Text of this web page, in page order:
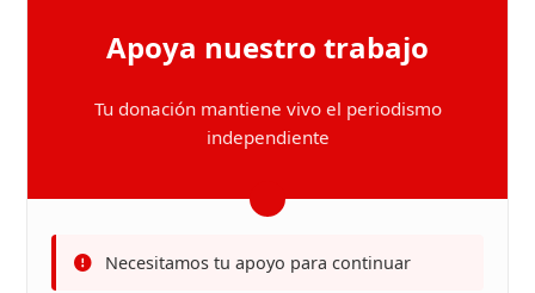
Apoya nuestro trabajo
Tu donación mantiene vivo el periodismo
independiente
Necesitamos tu apoyo para continuar